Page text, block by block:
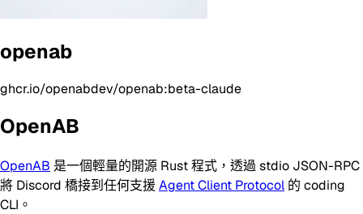
openab
ghcr.io/openabdev/openab:beta-claude
OpenAB
OpenAB 是一個輕量的開源 Rust 程式，透過 stdio JSON-RPC
將 Discord 橋接到任何支援Agent Client Protocol 的 coding
CLI。